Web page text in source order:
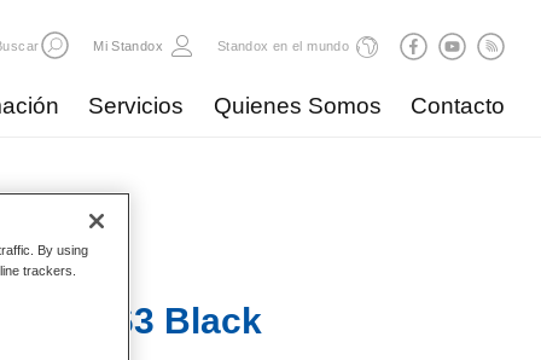
Mi Standox Standox en el mundo
Servicios Quienes Somos Contacto
Mix 363 Black
By using
trackers.